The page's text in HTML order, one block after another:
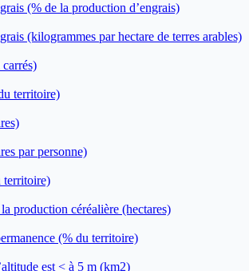
(% de la production d’engrais)
(kilogrammes par hectare de terres arables)
territoire)
par personne)
territoire)
production céréalière (hectares)
(% du territoire)
est < à 5 m (km2)